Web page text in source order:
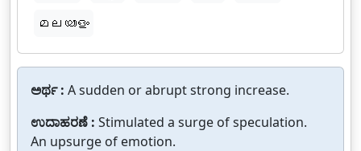
മലയാളം
ಅರ್ಥ : A sudden or abrupt strong increase.
ಉದಾಹರಣೆ : Stimulated a surge of speculation.
An upsurge of emotion.